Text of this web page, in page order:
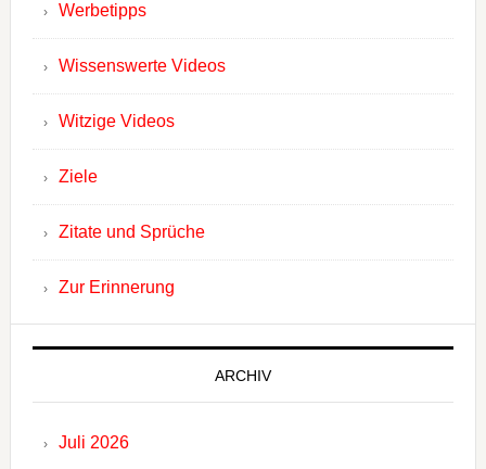
Werbetipps
Wissenswerte Videos
Witzige Videos
Ziele
Zitate und Sprüche
Zur Erinnerung
ARCHIV
Juli 2026